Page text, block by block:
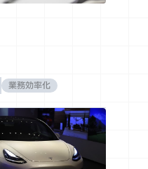
業務効率化